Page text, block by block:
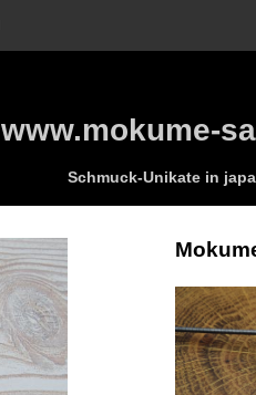
www.mokume-
Schmuck-Unikate in